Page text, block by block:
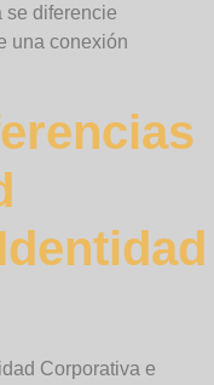
se diferencie
una conexión
Corporativa e